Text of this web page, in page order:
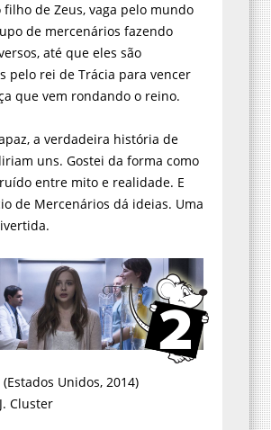
filho de Zeus, vaga pelo mundo
de mercenários fazendo
até que eles são
pelo rei de Trácia para vencer
que vem rondando o reino.
a verdadeira história de
uns. Gostei da forma como
entre mito e realidade. E
de Mercenários dá ideias. Uma
(Estados Unidos, 2014)
Cluster